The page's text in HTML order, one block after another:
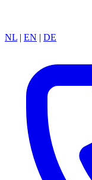
NL | EN | DE